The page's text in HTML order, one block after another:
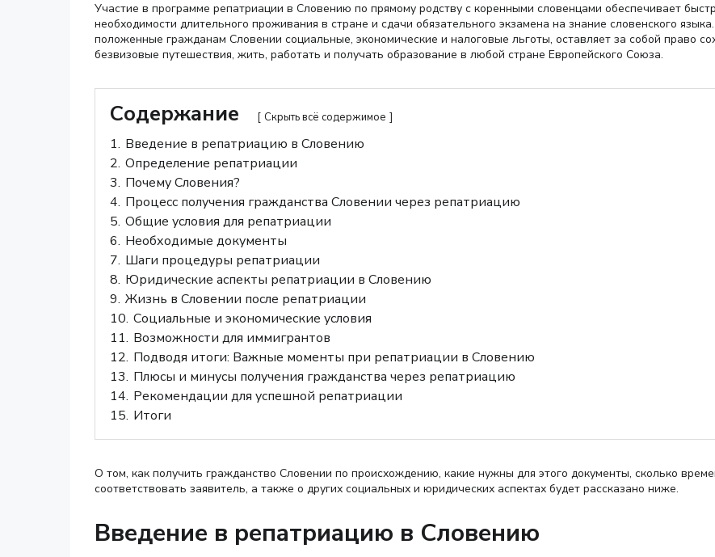
Участие в программе репатриации в Словению по прямому родству с коренными словенцами обеспечивает
необходимости длительного проживания в стране и сдачи обязательного экзамена на знание словенского
положенные гражданам Словении социальные, экономические и налоговые льготы, оставляет за собой право
безвизовые путешествия, жить, работать и получать образование в любой стране Европейского Союза.
Содержание Скрыть всё содержимое
1. Введение в репатриацию в Словению
2. Определение репатриации
3. Почему Словения?
4. Процесс получения гражданства Словении через репатриацию
5. Общие условия для репатриации
6. Необходимые документы
7. Шаги процедуры репатриации
8. Юридические аспекты репатриации в Словению
9. Жизнь в Словении после репатриации
10. Социальные и экономические условия
11. Возможности для иммигрантов
12. Подводя итоги: Важные моменты при репатриации в Словению
13. Плюсы и минусы получения гражданства через репатриацию
14. Рекомендации для успешной репатриации
15. Итоги
О том, как получить гражданство Словении по происхождению, какие нужны для этого документы, сколько
соответствовать заявитель, а также о других социальных и юридических аспектах будет рассказано ниже.
Введение в репатриацию в Словению